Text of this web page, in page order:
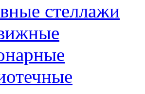
стеллажи